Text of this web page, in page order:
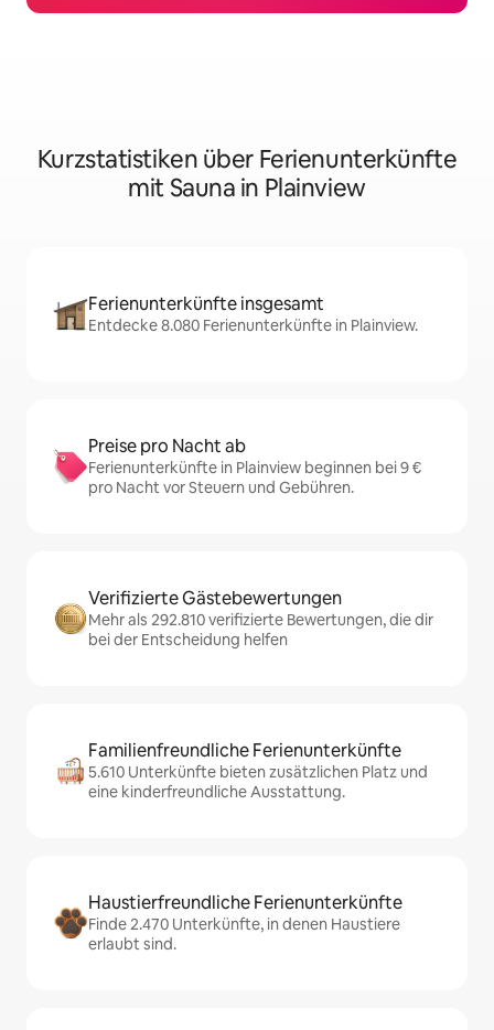
Kurzstatistiken über Ferienunterkünfte
mit Sauna in Plainview
Ferienunterkünfte insgesamt
Entdecke 8.080 Ferienunterkünfte in Plainview.
Preise pro Nacht ab
Ferienunterkünfte in Plainview beginnen bei 9 €
pro Nacht vor Steuern und Gebühren.
Verifizierte Gästebewertungen
Mehr als 292.810 verifizierte Bewertungen, die dir
bei der Entscheidung helfen
Familienfreundliche Ferienunterkünfte
5.610 Unterkünfte bieten zusätzlichen Platz und
eine kinderfreundliche Ausstattung.
Haustierfreundliche Ferienunterkünfte
Finde 2.470 Unterkünfte, in denen Haustiere
erlaubt sind.